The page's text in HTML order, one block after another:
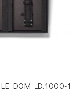
τιμή
είναι:
LE DOM LD.1000-